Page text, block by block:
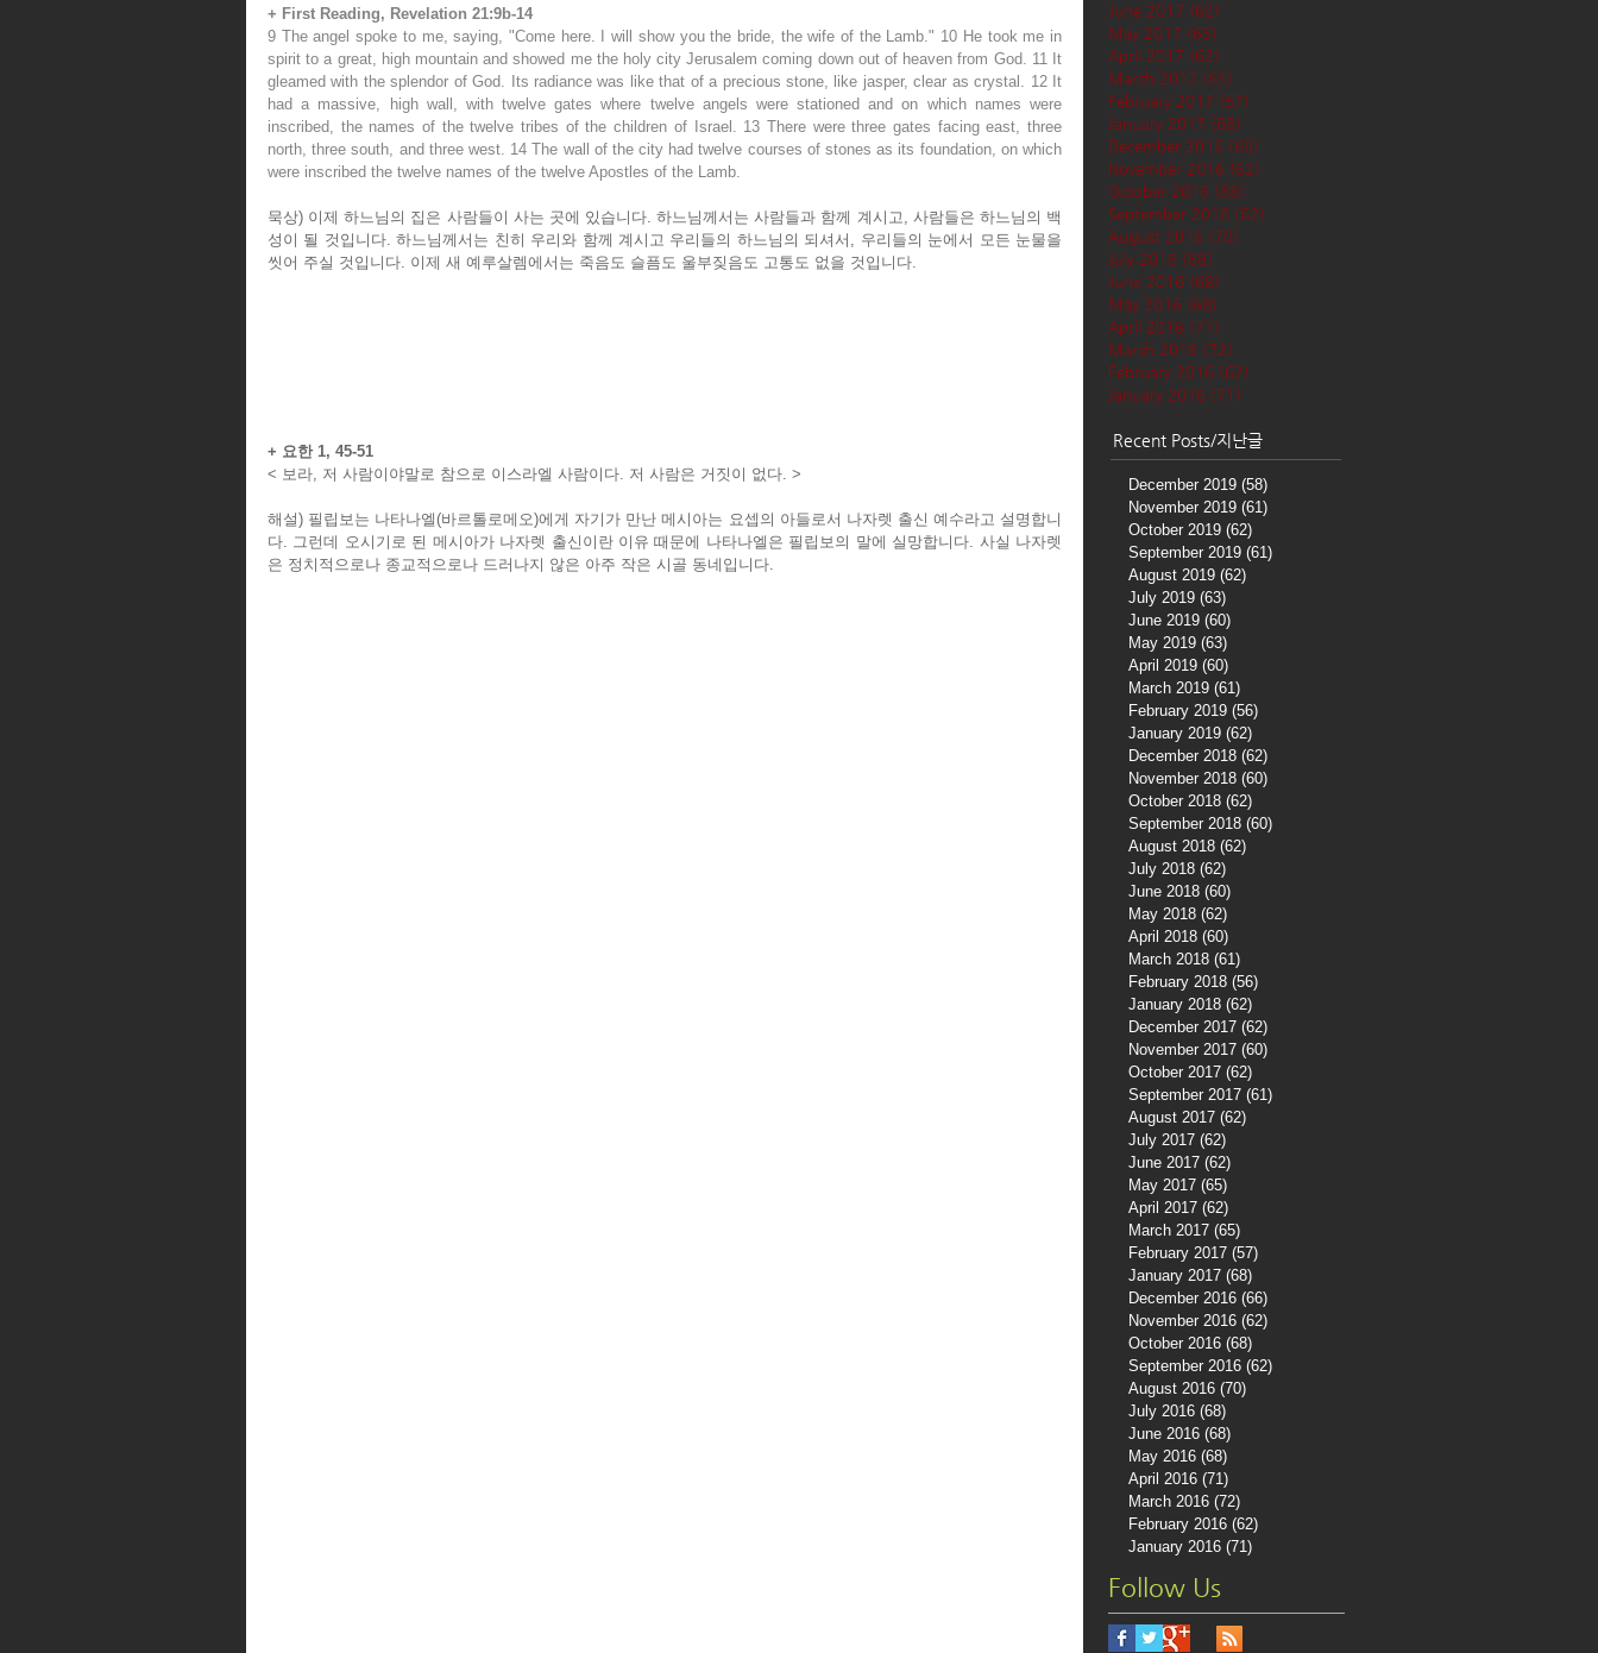
June 2017 (62)
May 2017 (65)
April 2017 (62)
March 2017 (65)
February 2017 (57)
January 2017 (68)
December 2016 (66)
November 2016 (62)
October 2016 (68)
September 2016 (62)
August 2016 (70)
July 2016 (68)
June 2016 (68)
May 2016 (68)
April 2016 (71)
March 2016 (72)
February 2016 (62)
January 2016 (71)
Recent Posts/지난글
December 2019 (58)
November 2019 (61)
October 2019 (62)
September 2019 (61)
August 2019 (62)
July 2019 (63)
June 2019 (60)
May 2019 (63)
April 2019 (60)
March 2019 (61)
February 2019 (56)
January 2019 (62)
December 2018 (62)
November 2018 (60)
October 2018 (62)
September 2018 (60)
August 2018 (62)
July 2018 (62)
June 2018 (60)
May 2018 (62)
April 2018 (60)
March 2018 (61)
February 2018 (56)
January 2018 (62)
December 2017 (62)
November 2017 (60)
October 2017 (62)
September 2017 (61)
August 2017 (62)
July 2017 (62)
June 2017 (62)
May 2017 (65)
April 2017 (62)
March 2017 (65)
February 2017 (57)
January 2017 (68)
December 2016 (66)
November 2016 (62)
October 2016 (68)
September 2016 (62)
August 2016 (70)
July 2016 (68)
June 2016 (68)
May 2016 (68)
April 2016 (71)
March 2016 (72)
February 2016 (62)
January 2016 (71)
Follow Us
+ First Reading, Revelation 21:9b-14
9 The angel spoke to me, saying, "Come here. I will show you the bride, the wife of the Lamb." 10 He took me in
spirit to a great, high mountain and showed me the holy city Jerusalem coming down out of heaven from God. 11 It
gleamed with the splendor of God. Its radiance was like that of a precious stone, like jasper, clear as crystal. 12 It
had a massive, high wall, with twelve gates where twelve angels were stationed and on which names were
inscribed, the names of the twelve tribes of the children of Israel. 13 There were three gates facing east, three
north, three south, and three west. 14 The wall of the city had twelve courses of stones as its foundation, on which
were inscribed the twelve names of the twelve Apostles of the Lamb.
묵상) 이제 하느님의 집은 사람들이 사는 곳에 있습니다. 하느님께서는 사람들과 함께 계시고, 사람들은 하느님의 백
성이 될 것입니다. 하느님께서는 친히 우리와 함께 계시고 우리들의 하느님의 되셔서, 우리들의 눈에서 모든 눈물을
씻어 주실 것입니다. 이제 새 예루살렘에서는 죽음도 슬픔도 울부짖음도 고통도 없을 것입니다.
+ 요한 1, 45-51
< 보라, 저 사람이야말로 참으로 이스라엘 사람이다. 저 사람은 거짓이 없다. >
해설) 필립보는 나타나엘(바르톨로메오)에게 자기가 만난 메시아는 요셉의 아들로서 나자렛 출신 예수라고 설명합니
다. 그런데 오시기로 된 메시아가 나자렛 출신이란 이유 때문에 나타나엘은 필립보의 말에 실망합니다. 사실 나자렛
은 정치적으로나 종교적으로나 드러나지 않은 아주 작은 시골 동네입니다.